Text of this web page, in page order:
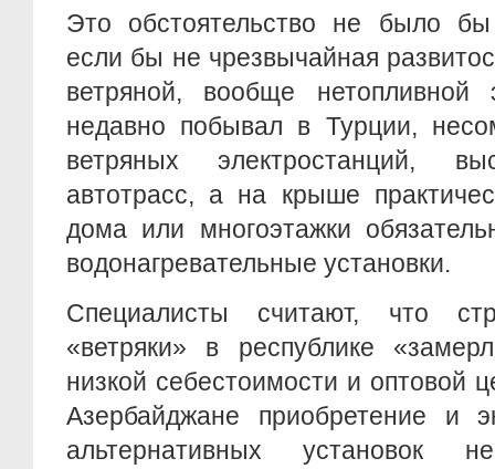
Это обстоятельство не было
если бы не чрезвычайная
ветряной, вообще нетопливной
недавно побывал в Турции,
ветряных электростанций,
автотрасс, а на крыше
дома или многоэтажки
водонагревательные установки.
Специалисты считают, что
«ветряки» в республике
низкой себестоимости и оптовой
Азербайджане приобретение и
альтернативных установок